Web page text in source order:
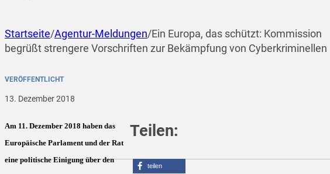
Startseite/Agentur-Meldungen/Ein Europa, das schützt: Kommission
begrüßt strengere Vorschriften zur Bekämpfung von Cyberkriminellen
VERÖFFENTLICHT
13. Dezember 2018
Am 11. Dezember 2018 haben das
Europäische Parlament und der Rat
eine politische Einigung über den
Teilen:
teilen